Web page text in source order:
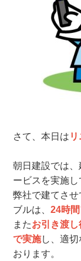
さて、本日は
朝日建設では
ービスを実施し
弊社で建てさ
ブルは、 24時
またお引き渡
で実施し、適切
おります。